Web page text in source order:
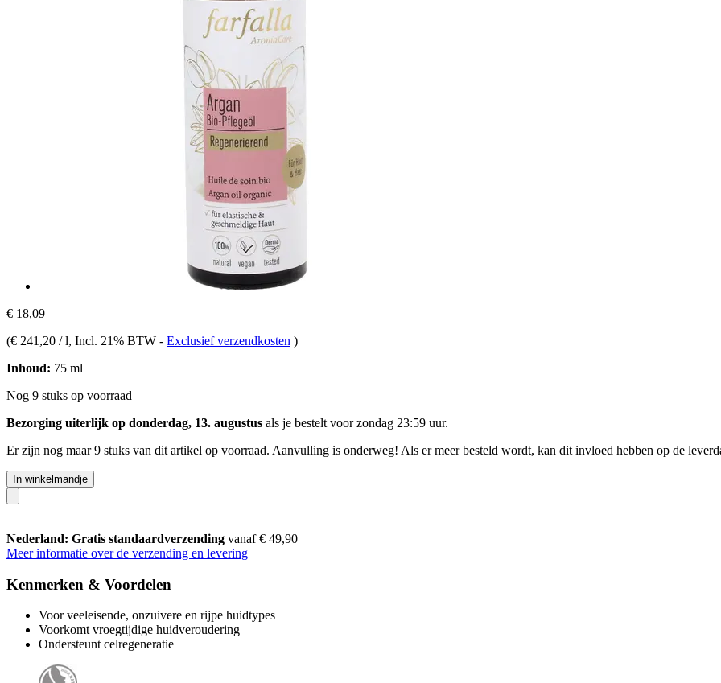
€ 18,09
(€ 241,20 / l, Incl. 21% BTW - Exclusief verzendkosten )
Inhoud: 75 ml
Nog 9 stuks op voorraad
Bezorging uiterlijk op donderdag, 13. augustus als je bestelt voorzondag 23:59 uur.
Er zijn nog maar 9 stuks van dit artikel op voorraad. Aanvulling is onderweg! Als er meer besteld wordt, kan dit invloed hebben op de
In winkelmandje
Nederland: Gratis standaardverzending vanaf € 49,90
Meer informatie over de verzending en levering
Kenmerken & Voordelen
Voor veeleisende, onzuivere en rijpe huidtypes
Voorkomt vroegtijdige huidveroudering
Ondersteunt celregeneratie